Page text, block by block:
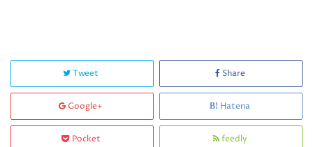
Tweet Share
Google+ Hatena
Pocket feedly